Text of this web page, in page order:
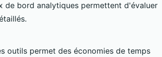
de bord analytiques permettent d'évaluer
outils permet des économies de temps